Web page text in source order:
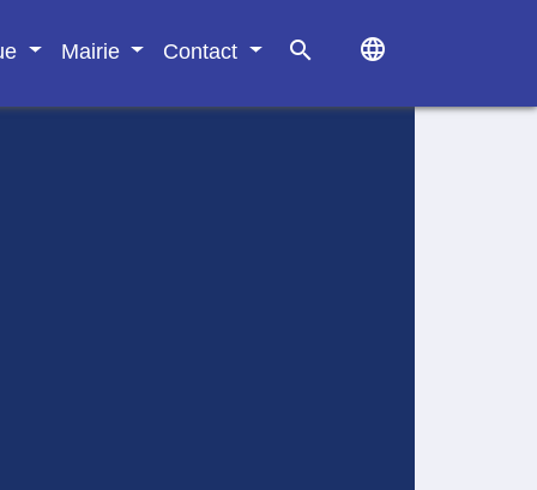
Mairie Contact search language